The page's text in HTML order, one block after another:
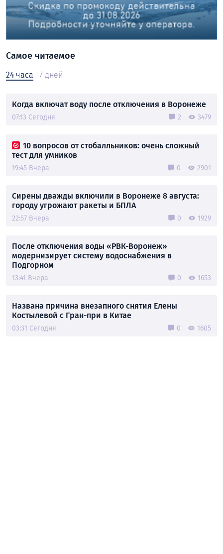
Самое читаемое
24 часа 7 дней
Когда включат воду после отключения в Воронеже
07:13 Сегодня 2 3479
10 вопросов от стобалльников: очень сложный
тест для умников
19:45 Вчера 0 2901
Сирены дважды включили в Воронеже 8 августа:
городу угрожают ракеты и БПЛА
22:57 Вчера 0 1929
После отключения воды «РВК-Воронеж»
модернизирует систему водоснабжения в
Подгорном
13:41 Вчера 0 1653
Названа причина внезапного снятия Елены
Костылевой с Гран-при в Китае
03:31 Сегодня 0 1605